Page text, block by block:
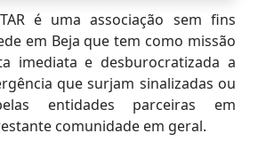
é uma associação sem fins
em Beja que tem como missão
imediata e desburocratizada a
que surjam sinalizadas ou
entidades parceiras em
comunidade em geral.